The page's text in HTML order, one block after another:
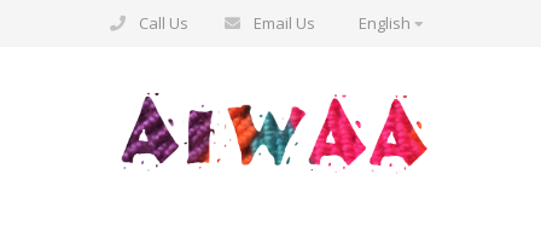
Call Us Email Us English